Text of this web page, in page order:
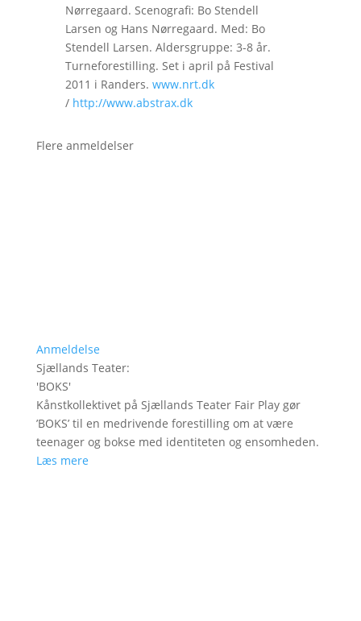
Nørregaard. Scenografi: Bo Stendell
Larsen og Hans Nørregaard. Med: Bo
Stendell Larsen. Aldersgruppe: 3-8 år.
Turneforestilling. Set i april på Festival
2011 i Randers. www.nrt.dk
/ http://www.abstrax.dk
Flere anmeldelser
Anmeldelse
Sjællands Teater:
'BOKS'
Kånstkollektivet på Sjællands Teater Fair Play gør
’BOKS’ til en medrivende forestilling om at være
teenager og bokse med identiteten og ensomheden.
Læs mere